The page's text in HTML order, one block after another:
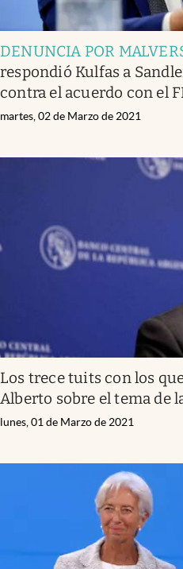
DENUNCIA POR
respondió Kulfas a
contra el acuerdo con el
martes, 02 de Marzo de 2021
Los trece tuits con los
Alberto sobre el tema de
lunes, 01 de Marzo de 2021